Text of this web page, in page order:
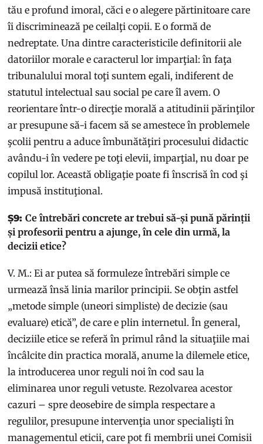
tău e profund imoral, căci e o alegere părtinitoare care
îi discriminează pe ceilalţi copii. E o formă de
nedreptate. Una dintre caracteristicile definitorii ale
datoriilor morale e caracterul lor imparţial: în faţa
tribunalului moral toţi suntem egali, indiferent de
statutul intelectual sau social pe care îl avem. O
reorientare într-o direcţie morală a atitudinii părinţilor
ar presupune să-i facem să se amestece în problemele
şcolii pentru a aduce îmbunătăţiri procesului didactic
avându-i în vedere pe toţi elevii, imparţial, nu doar pe
copilul lor. Această obligaţie poate fi înscrisă în cod şi
impusă instituţional.
Ș9:Ce întrebări concrete ar trebui să-și pună părinții
și profesorii pentru a ajunge, în cele din urmă, la
decizii etice?
V. M.: Ei ar putea să formuleze întrebări simple ce
urmează însă linia marilor principii. Se obţin astfel
„metode simple (uneori simpliste) de decizie (sau
evaluare) etică”, de care e plin internetul. În general,
deciziile etice se referă în primul rând la situaţiile mai
încâlcite din practica morală, anume la dilemele etice,
la introducerea unor reguli noi în cod sau la
eliminarea unor reguli vetuste. Rezolvarea acestor
cazuri – spre deosebire de simpla respectare a
regulilor, presupune intervenţia unor specialişti în
managementul eticii, care pot fi membrii unei Comisii